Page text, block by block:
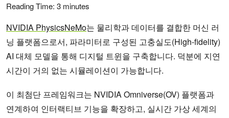
Reading Time: 3 minutes
NVIDIA PhysicsNeMo는 물리학과 데이터를 결합한 머신 러
닝 플랫폼으로서, 파라미터로 구성된 고충실도(High-fidelity)
AI 대체 모델을 통해 디지털 트윈을 구축합니다. 덕분에 지연
시간이 거의 없는 시뮬레이션이 가능합니다.
이 최첨단 프레임워크는 NVIDIA Omniverse(OV) 플랫폼과
연계하여 인터랙티브 기능을 확장하고, 실시간 가상 세계의